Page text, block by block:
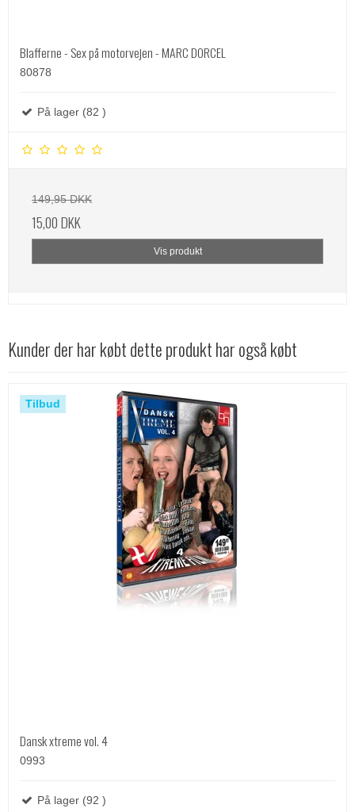
Blafferne - Sex på motorvejen - MARC DORCEL
80878
På lager (82 )
149,95 DKK
15,00 DKK
Vis produkt
Kunder der har købt dette produkt har også købt
Tilbud
Dansk xtreme vol. 4
0993
På lager (92 )